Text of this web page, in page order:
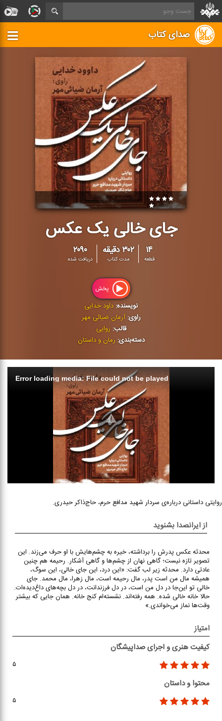
صدای کتاب
جای خالی یک عکس
۱۴
قطعه
۳۰۲ دقیقه
مدت کتاب
۲۰۹۰
دریافت شده
پخش
نویسنده: داود خدایی
راوی: آرمان ضیائی مهر
قالب: روایی
دسته‌بندی: رمان و داستان
Error loading media: File could not be played
روایتی داستانی درباره‌ی سردار شهید مدافع حرم، حاج‌ذاکر حیدری.
از ایرانصدا بشنوید
محدثه عکس پدرش را برداشته، خیره به چشم‌هایش با او حرف می‌زند. این
تصویر تازه نیست؛ گاهی نهان از چشم‌ها و گاهی آشکار. رحیمه هم چنین
عادتی دارد. محدثه زیر لب گفت: «این درد، این جای خالی، این سوگ،
همیشه مال من است پدر، مال رحیمه است، مال زهرا، مال محمد. جای
خالی تو این‌جا در دل من است، در دل فرزندانت، در دل بچه‌های داغ‌دیده‌ات.
حالا خانه خالی شده. همه رفته‌اند. نشسته‌ام کنج خانه. همان جایی که بیشتر
وقت‌ها نماز می‌خواندی.»
امتیاز
کیفیت هنری و اجرای صداپیشگان
۵
محتوا و داستان
۵